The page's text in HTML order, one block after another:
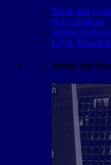
Nerds and
NAG-Podcast
weitere
LIVE-
Nerds and